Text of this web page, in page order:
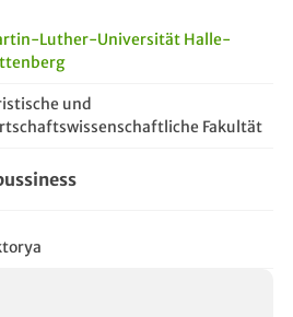
Luther-Universität Halle-
und
Fakultät